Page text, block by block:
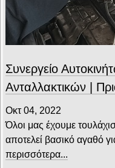
Συνεργείο
Ανταλλακτικών |
Οκτ 04, 2022
Όλοι μας έχουμε
αποτελεί βασικό αγαθό
περισσότερα...